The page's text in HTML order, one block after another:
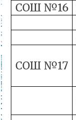
СОШ №16
СОШ №17